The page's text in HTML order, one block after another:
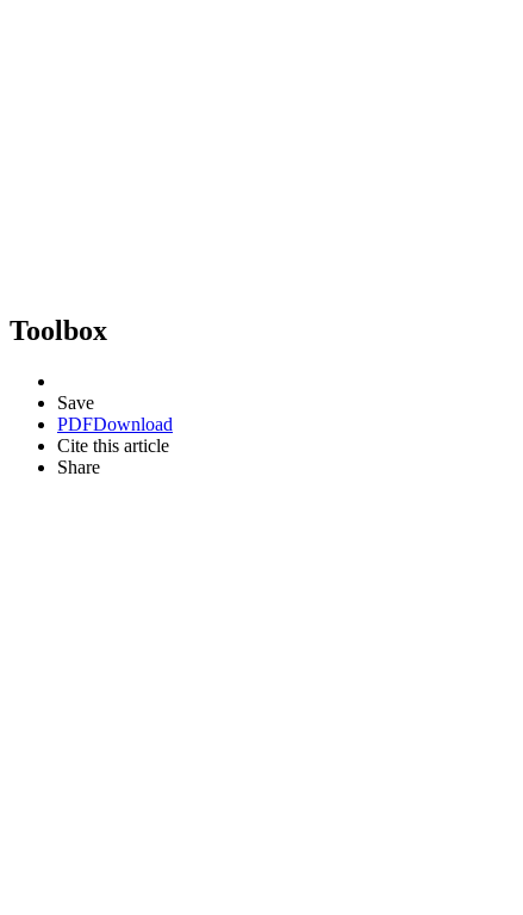
Toolbox
Save
PDFDownload
Cite this article
Share